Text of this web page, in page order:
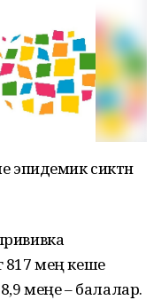
эпидемик сиктән
817 мең кеше
меңе – балалар.